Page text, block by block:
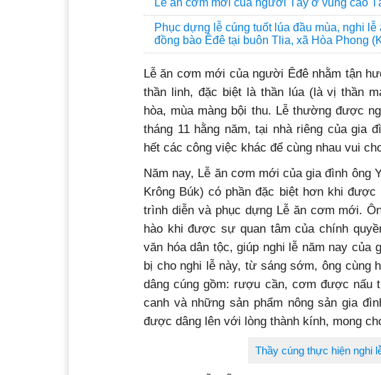
Lễ ăn cơm mới của người Tày ở vùng cao
Phục dựng lễ cúng tuốt lúa đầu mùa, nghi
đồng bào Êđê tại buôn Tlia, xã Hòa Phong
Lễ ăn cơm mới của người Êđê nhằm tận
thần linh, đặc biệt là thần lúa (là vị thần
hòa, mùa màng bội thu. Lễ thường được
tháng 11 hằng năm, tại nhà riêng của gia
hết các công việc khác để cùng nhau vui
Năm nay, Lễ ăn cơm mới của gia đình ông
Krông Búk) có phần đặc biệt hơn khi
trình diễn và phục dựng Lễ ăn cơm mới.
hào khi được sự quan tâm của chính
văn hóa dân tộc, giúp nghi lễ năm nay của
bị cho nghi lễ này, từ sáng sớm, ông cùng
dâng cúng gồm: rượu cần, cơm được nấu
canh và những sản phẩm nông sản gia
được dâng lên với lòng thành kính, mong
Thầy cúng thực hiện nghi